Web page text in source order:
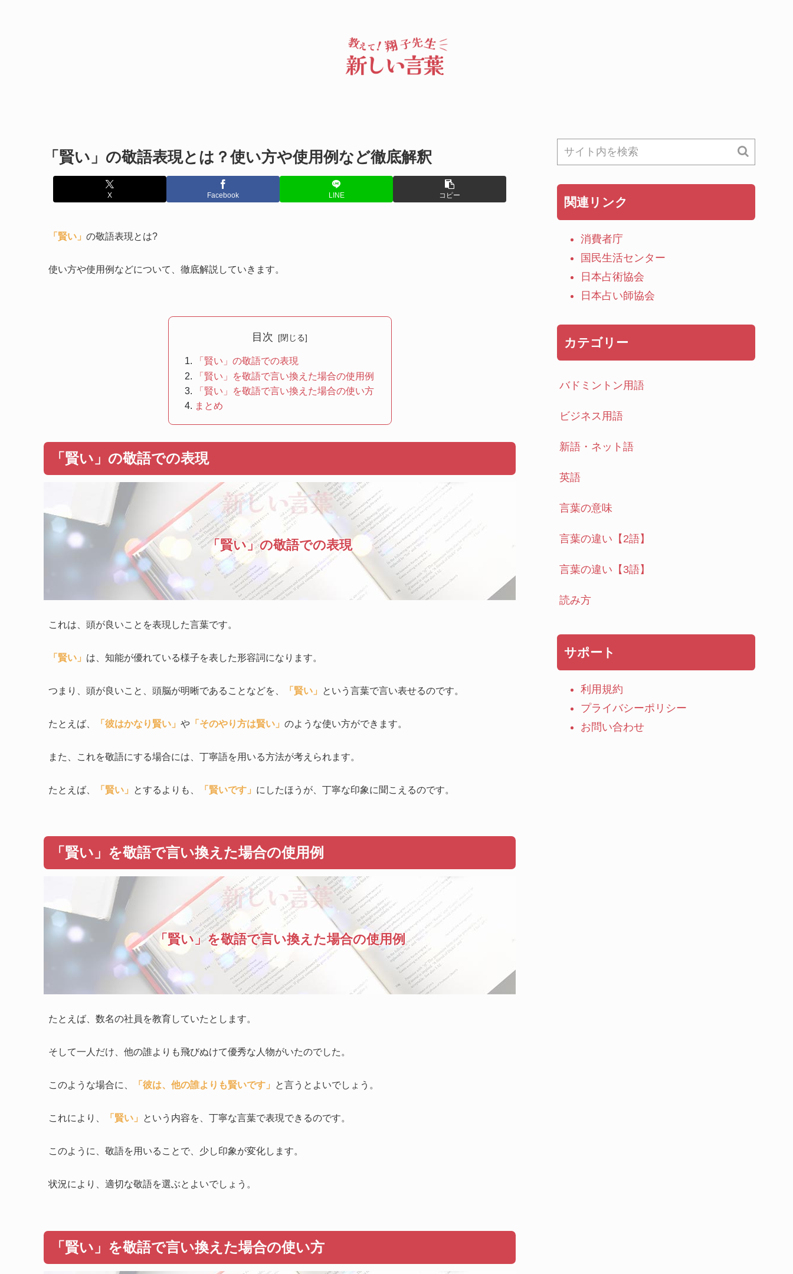
「賢い」の敬語表現とは？使い方や使用例など徹底解釈
X Facebook LINE コピー
「賢い」 の敬語表現とは?
使い方や使用例などについて、徹底解説していきます。
目次
「賢い」の敬語での表現
「賢い」を敬語で言い換えた場合の使用例
「賢い」を敬語で言い換えた場合の使い方
まとめ
「賢い」の敬語での表現
「賢い」の敬語での表現
これは、頭が良いことを表現した言葉です。
「賢い」 は、知能が優れている様子を表した形容詞になります。
つまり、頭が良いこと、頭脳が明晰であることなどを、 「賢い」 という言葉で言い表せるのです。
たとえば、 「彼はかなり賢い」 や 「そのやり方は賢い」 のような使い方ができます。
また、これを敬語にする場合には、丁寧語を用いる方法が考えられます。
たとえば、 「賢い」 とするよりも、 「賢いです」 にしたほうが、丁寧な印象に聞こえるのです。
「賢い」を敬語で言い換えた場合の使用例
「賢い」を敬語で言い換えた場合の使用例
たとえば、数名の社員を教育していたとします。
そして一人だけ、他の誰よりも飛びぬけて優秀な人物がいたのでした。
このような場合に、 「彼は、他の誰よりも賢いです」 と言うとよいでしょう。
これにより、 「賢い」 という内容を、丁寧な言葉で表現できるのです。
このように、敬語を用いることで、少し印象が変化します。
状況により、適切な敬語を選ぶとよいでしょう。
「賢い」を敬語で言い換えた場合の使い方
関連リンク
消費者庁
国民生活センター
日本占術協会
日本占い師協会
カテゴリー
バドミントン用語
ビジネス用語
新語・ネット語
英語
言葉の意味
言葉の違い【2語】
言葉の違い【3語】
読み方
サポート
利用規約
プライバシーポリシー
お問い合わせ